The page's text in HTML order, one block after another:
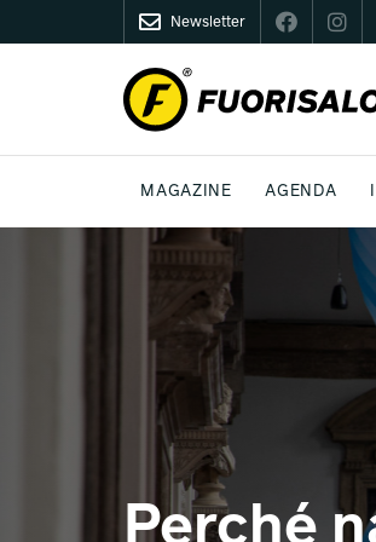
Newsletter
MAGAZINE
AGENDA
TEMA
Perché